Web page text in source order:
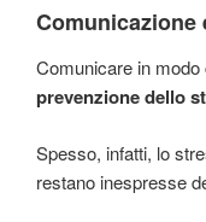
Comunicazione
Comunicare in
prevenzione dello
Spesso, infatti, lo
restano inespresse